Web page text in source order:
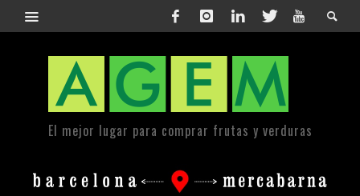
El mejor lugar para comprar frutas y verduras